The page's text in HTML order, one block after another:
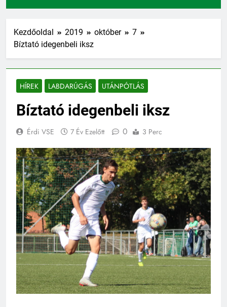
Kezdőoldal 2019 október
7
Bíztató idegenbeli iksz
HÍREK LABDARÚGÁS UTÁNPÓTLÁS
Bíztató idegenbeli iksz
Érdi VSE 7 Év Ezelőtt 0 3 Perc